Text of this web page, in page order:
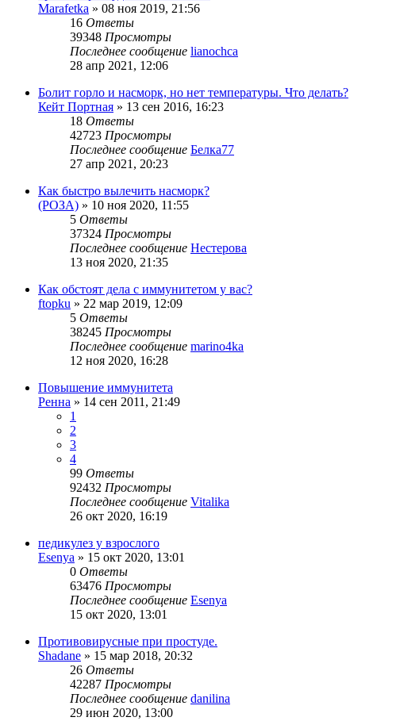
Marafetka » 08 ноя 2019, 21:56
16 Ответы
39348 Просмотры
Последнее сообщение lianochca
28 апр 2021, 12:06
Болит горло и насморк, но нет температуры. Что делать?
Кейт Портная » 13 сен 2016, 16:23
18 Ответы
42723 Просмотры
Последнее сообщение Белка77
27 апр 2021, 20:23
Как быстро вылечить насморк?
(РОЗА) » 10 ноя 2020, 11:55
5 Ответы
37324 Просмотры
Последнее сообщение Нестерова
13 ноя 2020, 21:35
Как обстоят дела с иммунитетом у вас?
ftopku » 22 мар 2019, 12:09
5 Ответы
38245 Просмотры
Последнее сообщение marino4ka
12 ноя 2020, 16:28
Повышение иммунитета
Ренна » 14 сен 2011, 21:49
1
2
3
4
99 Ответы
92432 Просмотры
Последнее сообщение Vitalika
26 окт 2020, 16:19
педикулез у взрослого
Esenya » 15 окт 2020, 13:01
0 Ответы
63476 Просмотры
Последнее сообщение Esenya
15 окт 2020, 13:01
Противовирусные при простуде.
Shadane » 15 мар 2018, 20:32
26 Ответы
42287 Просмотры
Последнее сообщение danilina
29 июн 2020, 13:00